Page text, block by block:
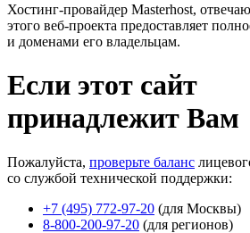
Хостинг-провайдер Masterhost,
этого веб-проекта предоставляет
и доменами его владельцам.
Если этот сайт
принадлежит Вам
Пожалуйста, проверьте баланс
со службой технической поддержки:
+7 (495) 772-97-20 (для Москвы)
8-800-200-97-20 (для регионов)